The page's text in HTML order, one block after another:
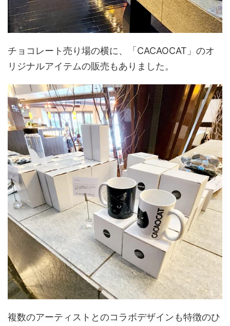
チョコレート売り場の横に、「CACAOCAT」のオ
リジナルアイテムの販売もありました。
複数のアーティストとのコラボデザインも特徴のひ